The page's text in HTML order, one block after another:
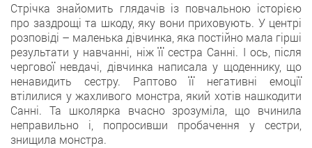
Стрічка знайомить глядачів із повчальною історією
про заздрощі та шкоду, яку вони приховують. У центрі
розповіді – маленька дівчинка, яка постійно мала гірші
результати у навчанні, ніж її сестра Санні. І ось, після
чергової невдачі, дівчинка написала у щоденнику, що
ненавидить сестру. Раптово її негативні емоції
втілилися у жахливого монстра, який хотів нашкодити
Санні. Та школярка вчасно зрозуміла, що вчинила
неправильно і, попросивши пробачення у сестри,
знищила монстра.